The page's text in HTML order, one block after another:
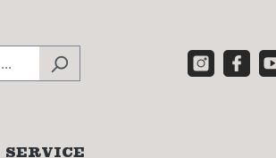
SERVICE